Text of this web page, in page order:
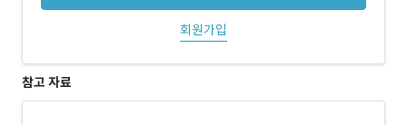
회원가입
참고 자료